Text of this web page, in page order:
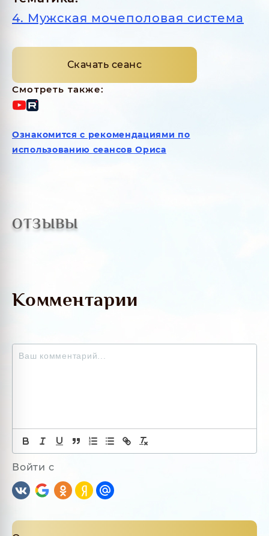
4. Мужская мочеполовая система
Скачать сеанс
Смотреть также:
Ознакомится с рекомендациями по
использованию сеансов Ориса
ОТЗЫВЫ
Комментарии
Войти с